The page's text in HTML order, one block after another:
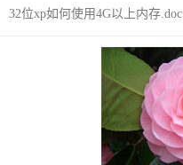
32位xp如何使用4G以上内存.doc